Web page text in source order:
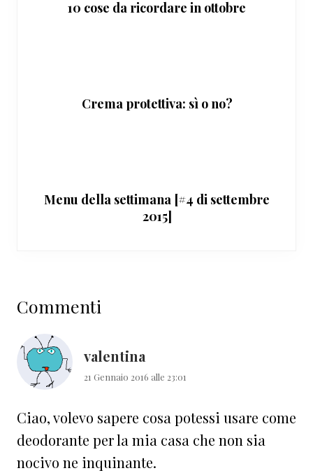
10 cose da ricordare in ottobre
Crema protettiva: sì o no?
Menu della settimana [#4 di settembre
2015]
del
lettore
Commenti
valentina
21 Gennaio 2016 alle 23:01
Ciao, volevo sapere cosa potessi usare come
deodorante per la mia casa che non sia
nocivo ne inquinante.